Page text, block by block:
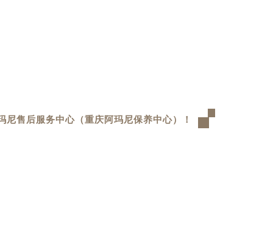
售后服务中心（重庆阿玛尼保养中心）！